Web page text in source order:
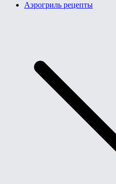
Аэрогриль рецепты